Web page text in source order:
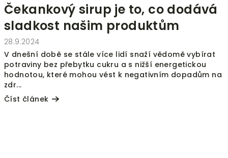
Čekankový sirup je to, co dodává
sladkost našim produktům
28.9.2024
V dnešní době se stále více lidí snaží vědomě vybírat
potraviny bez přebytku cukru a s nižší energetickou
hodnotou, které mohou vést k negativním dopadům na
zdr...
Číst článek